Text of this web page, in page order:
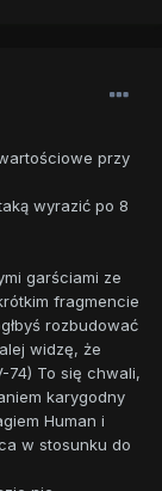
przy
wyrazić po 8
garściami ze
fragmencie
rozbudować
widzę, że
74) To się chwali,
karygodny
Human i
w stosunku do